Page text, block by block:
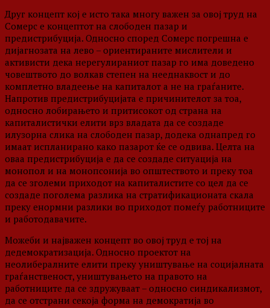
Друг концепт кој е исто така многу важен за овој труд на
Сомерс е концептот на слободен пазар и
предистрибуција. Односно според Сомерс погрешна е
дијагнозата на лево – ориентираните мислители и
активисти дека нерегулираниот пазар го има доведено
човештвото до волкав степен на нееднаквост и до
комплетно владеење на капиталот а не на граѓаните.
Напротив предистрибуцијата е причинителот за тоа,
односно лобирањето и притисокот од страна на
капиталистички елити врз владата да се создаде
илузорна слика на слободен пазар, додека однапред го
имаат испланирано како пазарот ќе се одвива. Целта на
оваа предистрибуција е да се создаде ситуација на
монопол и на монопсонија во општеството и преку тоа
да се зголеми приходот на капиталистите со цел да се
создаде поголема разлика на стратификационата скала
преку енормни разлики во приходот помеѓу работниците
и работодавачите.
Можеби и најважен концепт во овој труд е тој на
дедемократизација. Односно проектот на
неолибералните елити преку уништување на социјалната
граѓанственост, уништувањето на правото на
работниците да се здружуваат – односно синдикализмот,
да се отстрани секоја форма на демократија во